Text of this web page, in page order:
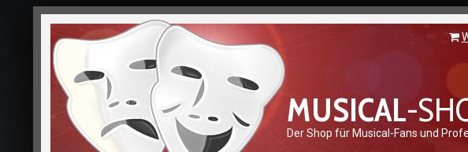
MUSICAL-
Der Shop für Musical-Fans und